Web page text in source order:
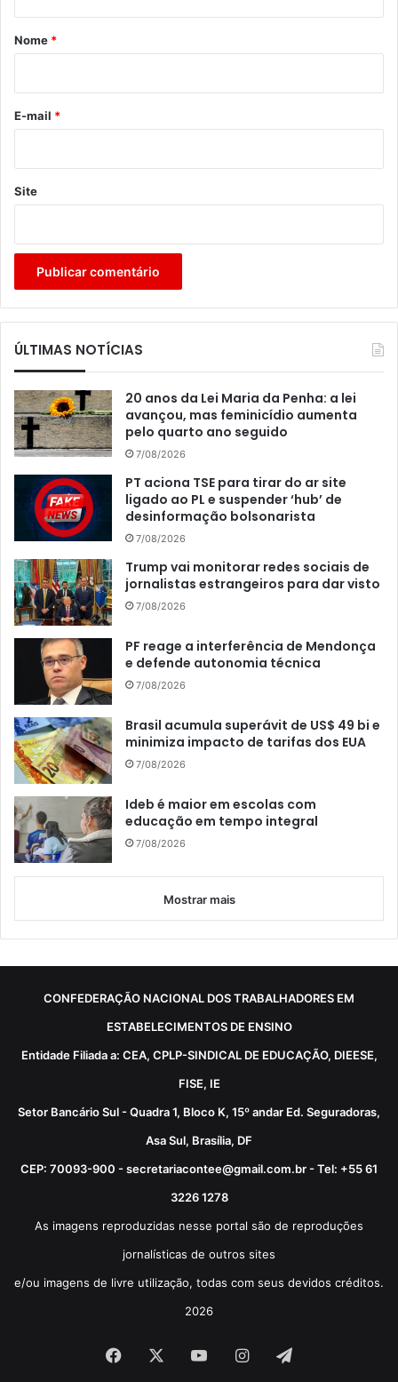
r
*
Nome *
E-mail *
Site
ÚLTIMAS NOTÍCIAS
20 anos da Lei Maria da Penha: a lei
avançou, mas feminicídio aumenta
pelo quarto ano seguido
7/08/2026
PT aciona TSE para tirar do ar site
ligado ao PL e suspender ‘hub’ de
desinformação bolsonarista
7/08/2026
Trump vai monitorar redes sociais de
jornalistas estrangeiros para dar visto
7/08/2026
PF reage a interferência de Mendonça
e defende autonomia técnica
7/08/2026
Brasil acumula superávit de US$ 49 bi e
minimiza impacto de tarifas dos EUA
7/08/2026
Ideb é maior em escolas com
educação em tempo integral
7/08/2026
Mostrar mais
CONFEDERAÇÃO NACIONAL DOS TRABALHADORES EM
ESTABELECIMENTOS DE ENSINO
Entidade Filiada a: CEA, CPLP-SINDICAL DE EDUCAÇÃO, DIEESE,
FISE, IE
Setor Bancário Sul - Quadra 1, Bloco K, 15º andar Ed. Seguradoras,
Asa Sul, Brasília, DF
CEP: 70093-900 - secretariacontee@gmail.com.br - Tel: +55 61
3226 1278
As imagens reproduzidas nesse portal são de reproduções
jornalísticas de outros sites
e/ou imagens de livre utilização, todas com seus devidos créditos.
2026
Facebook YouTubeInstagram